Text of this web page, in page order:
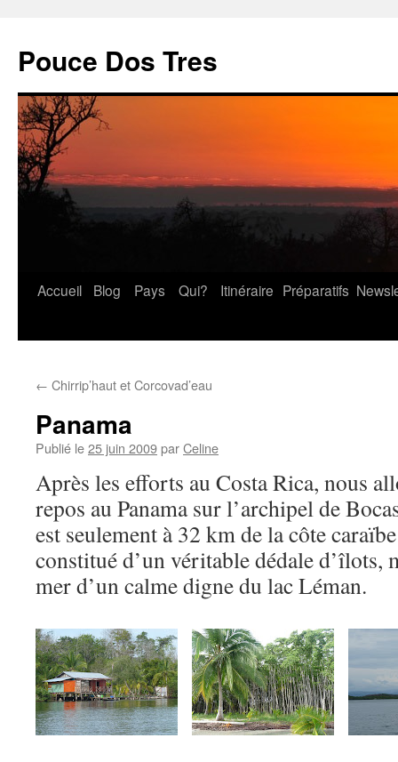
Pouce Dos Tres
Aller
Accueil Blog Pays Qui? Itinéraire Préparatifs
← Chirrip’haut et Corcovad’eau
Panama
Publié le25 juin 2009parCeline
Après les efforts au Costa Rica, nous
repos au Panama sur l’archipel de
est seulement à 32 km de la côte
constitué d’un véritable dédale d’îlots,
mer d’un calme digne du lac Léman.